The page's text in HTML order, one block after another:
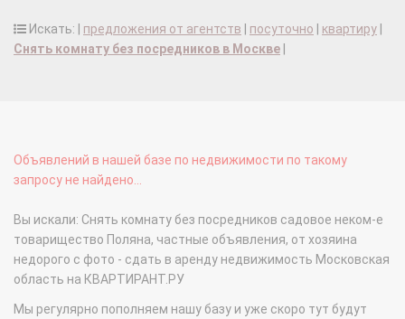
Искать: | предложения от агентств посуточно квартиру
Снять комнату без посредников в Москве
Объявлений в нашей базе по недвижимости по такому
запросу не найдено...
Вы искали: Снять комнату без посредников садовое неком-е
товарищество Поляна, частные объявления, от хозяина
недорого с фото - сдать в аренду недвижимость Московская
область на КВАРТИРАНТ.РУ
Мы регулярно пополняем нашу базу и уже скоро тут будут